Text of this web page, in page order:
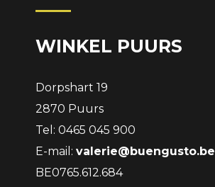
WINKEL PUURS
Dorpshart 19
2870 Puurs
Tel: 0465 045 900
E-mail: valerie@buengusto.be
BE0765.612.684